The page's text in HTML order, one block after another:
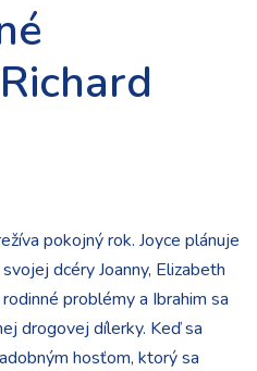
pokojný rok. Joyce plánuje
dcéry Joanny, Elizabeth
problémy a Ibrahim sa
drogovej dílerky. Keď sa
hosťom, ktorý sa